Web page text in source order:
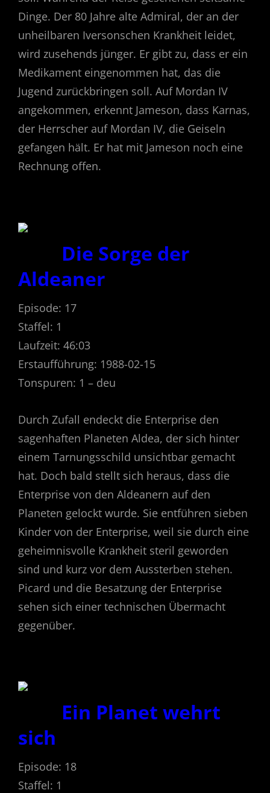
Dinge. Der 80 Jahre alte Admiral, der an der
unheilbaren Iversonschen Krankheit leidet,
wird zusehends jünger. Er gibt zu, dass er ein
Medikament eingenommen hat, das die
Jugend zurückbringen soll. Auf Mordan IV
angekommen, erkennt Jameson, dass Karnas,
der Herrscher auf Mordan IV, die Geiseln
gefangen hält. Er hat mit Jameson noch eine
Rechnung offen.
Die Sorge der
Aldeaner
Episode: 17
Staffel: 1
Laufzeit: 46:03
Erstaufführung: 1988-02-15
Tonspuren: 1 – deu
Durch Zufall endeckt die Enterprise den
sagenhaften Planeten Aldea, der sich hinter
einem Tarnungsschild unsichtbar gemacht
hat. Doch bald stellt sich heraus, dass die
Enterprise von den Aldeanern auf den
Planeten gelockt wurde. Sie entführen sieben
Kinder von der Enterprise, weil sie durch eine
geheimnisvolle Krankheit steril geworden
sind und kurz vor dem Aussterben stehen.
Picard und die Besatzung der Enterprise
sehen sich einer technischen Übermacht
gegenüber.
Ein Planet wehrt
sich
Episode: 18
Staffel: 1